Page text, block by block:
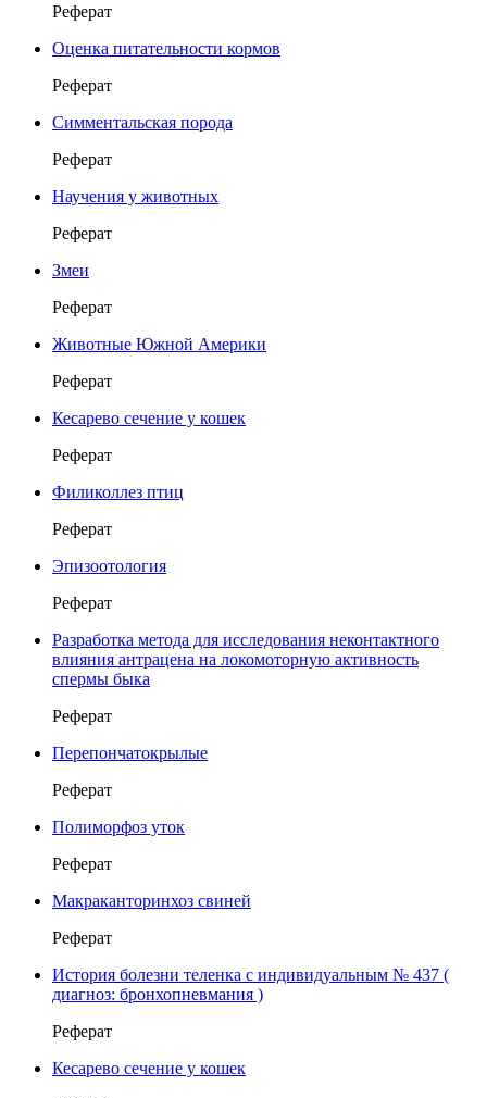
Реферат
Оценка питательности кормов
Реферат
Симментальская порода
Реферат
Научения у животных
Реферат
Змеи
Реферат
Животные Южной Америки
Реферат
Кесарево сечение у кошек
Реферат
Филиколлез птиц
Реферат
Эпизоотология
Реферат
Разработка метода для исследования неконтактного
влияния антрацена на локомоторную активность
спермы быка
Реферат
Перепончатокрылые
Реферат
Полиморфоз уток
Реферат
Макраканторинхоз свиней
Реферат
История болезни теленка с индивидуальным № 437 (
диагноз: бронхопневмания )
Реферат
Кесарево сечение у кошек